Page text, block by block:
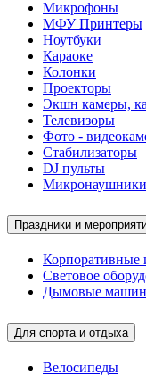
Микрофоны
МФУ Принтеры
Ноутбуки
Караоке
Колонки
Проекторы
Экшн камеры,
Телевизоры
Фото -
Стабилизаторы
DJ пульты
Микронаушники
Праздники и
Корпоративные
Световое
Дымовые
Для спорта и отдыха
Велосипеды